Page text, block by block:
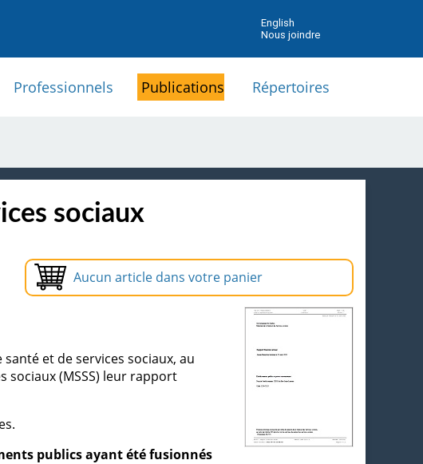
English
Nous joindre
Professionnels Publications Répertoires
sociaux
Aucun article dans votre panier
et de services sociaux, au
sociaux (MSSS) leur rapport
publics ayant été fusionnés